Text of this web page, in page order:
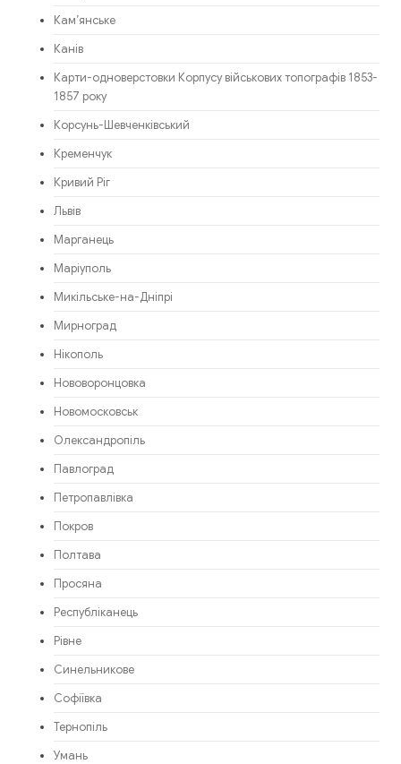
Кам’янське
Канів
Карти-одноверстовки Корпусу військових топографів 1853-
1857 року
Корсунь-Шевченківський
Кременчук
Кривий Ріг
Львів
Марганець
Маріуполь
Микільське-на-Дніпрі
Мирноград
Нікополь
Нововоронцовка
Новомосковськ
Олександропіль
Павлоград
Петропавлівка
Покров
Полтава
Просяна
Республіканець
Рівне
Синельникове
Софіївка
Тернопіль
Умань